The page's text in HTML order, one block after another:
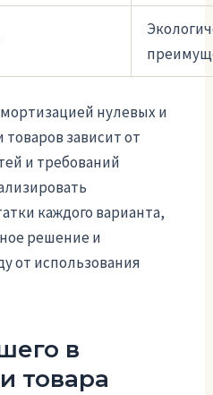
нулевых и
зависит от
и требований
каждого варианта,
решение и
от использования
в
товара